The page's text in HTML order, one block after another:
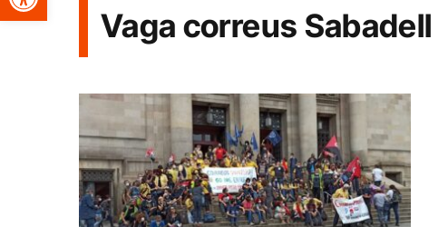
Vaga correus Sabadell